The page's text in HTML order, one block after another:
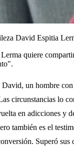
David Espitia
quiere
David, un hombre
circunstancias lo
en adicciones y
también es el
Superó sus